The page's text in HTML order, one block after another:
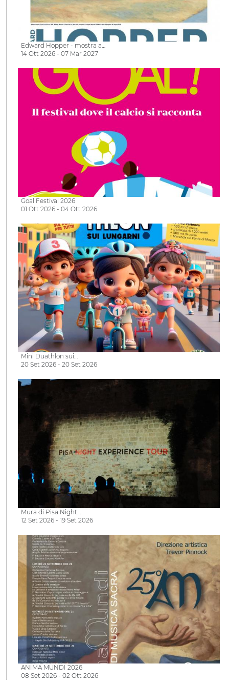
Edward Hopper - mostra a…
14 Ott 2026 - 07 Mar 2027
Goal Festival 2026
01 Ott 2026 - 04 Ott 2026
Mini Duathlon sui…
20 Set 2026 - 20 Set 2026
Mura di Pisa Night…
12 Set 2026 - 19 Set 2026
ANIMA MUNDI 2026
08 Set 2026 - 02 Ott 2026